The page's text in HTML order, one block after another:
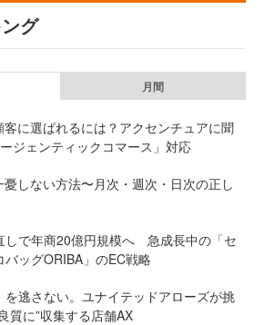
グ
月間
に選ばれるには？アクセンチュアに聞
ジェンティックコマース」対応
憂しない方法〜月次・週次・日次の正し
しで年商20億円規模へ 急成長中の「セ
バッグORIBA」のEC戦略
を逃さない。ユナイテッドアローズが挑
質に”収集する店舗AX